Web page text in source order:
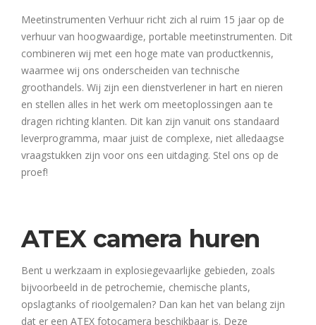
Meetinstrumenten Verhuur richt zich al ruim 15 jaar op de
verhuur van hoogwaardige, portable meetinstrumenten. Dit
combineren wij met een hoge mate van productkennis,
waarmee wij ons onderscheiden van technische
groothandels. Wij zijn een dienstverlener in hart en nieren
en stellen alles in het werk om meetoplossingen aan te
dragen richting klanten. Dit kan zijn vanuit ons standaard
leverprogramma, maar juist de complexe, niet alledaagse
vraagstukken zijn voor ons een uitdaging. Stel ons op de
proef!
ATEX camera huren
Bent u werkzaam in explosiegevaarlijke gebieden, zoals
bijvoorbeeld in de petrochemie, chemische plants,
opslagtanks of rioolgemalen? Dan kan het van belang zijn
dat er een ATEX fotocamera beschikbaar is. Deze